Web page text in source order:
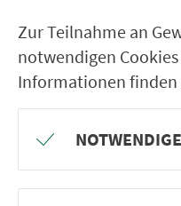
VGN-SOMMER
Mach mit und
Team-Plätzen für
Zur Teilnahme an
notwendigen
Informationen finden